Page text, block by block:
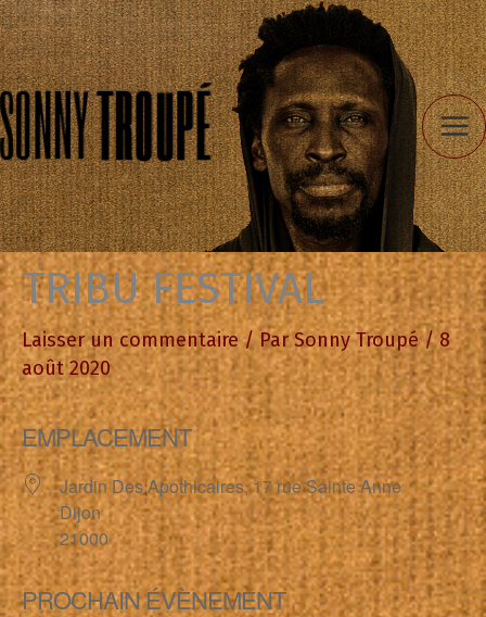
Aller
au
contenu
TRIBU FESTIVAL
Laisser un commentaire / ParSonny Troupé/8
août 2020
EMPLACEMENT
Jardin Des Apothicaires, 17 rue Sainte Anne
Dijon
21000
PROCHAIN ÉVÈNEMENT